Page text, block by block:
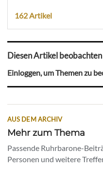
162 Artikel
Diesen Artikel beobachten
Einloggen, um Themen zu
AUS DEM ARCHIV
Mehr zum Thema
Passende Ruhrbarone-
Personen und weitere